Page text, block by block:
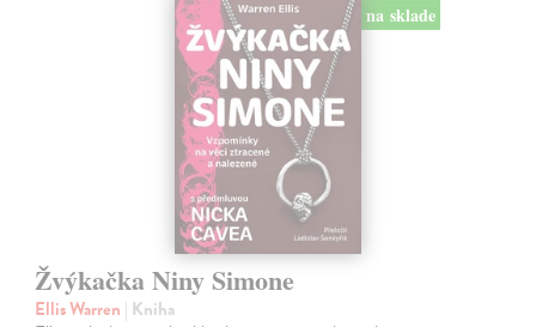
na sklade
Žvýkačka Niny Simone
Ellis Warren | Kniha